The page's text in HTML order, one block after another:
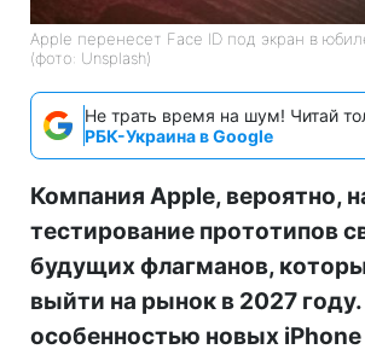
Apple перенесет Face ID под экран в
(фото: Unsplash)
Не трать время на шум! Читай
РБК-Украина в Google
Компания Apple, вероятно,
тестирование прототипов
будущих флагманов,
выйти на рынок в 2027
особенностью новых